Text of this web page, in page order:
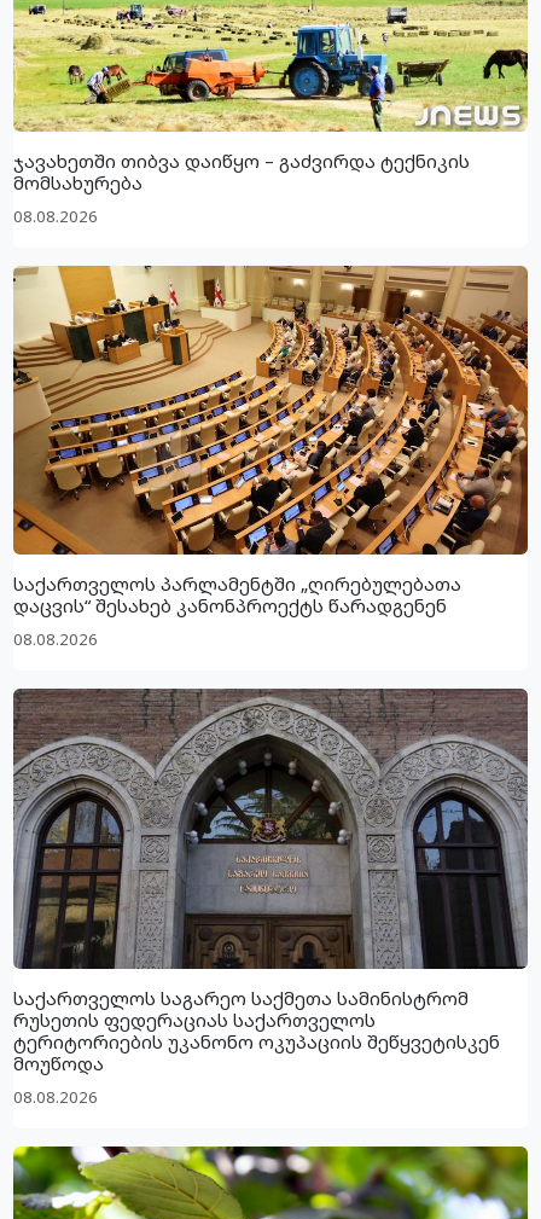
ჯავახეთში თიბვა დაიწყო – გაძვირდა ტექნიკის
მომსახურება
08.08.2026
საქართველოს პარლამენტში „ღირებულებათა
დაცვის“ შესახებ კანონპროექტს წარადგენენ
08.08.2026
საქართველოს საგარეო საქმეთა სამინისტრომ
რუსეთის ფედერაციას საქართველოს
ტერიტორიების უკანონო ოკუპაციის შეწყვეტისკენ
მოუწოდა
08.08.2026